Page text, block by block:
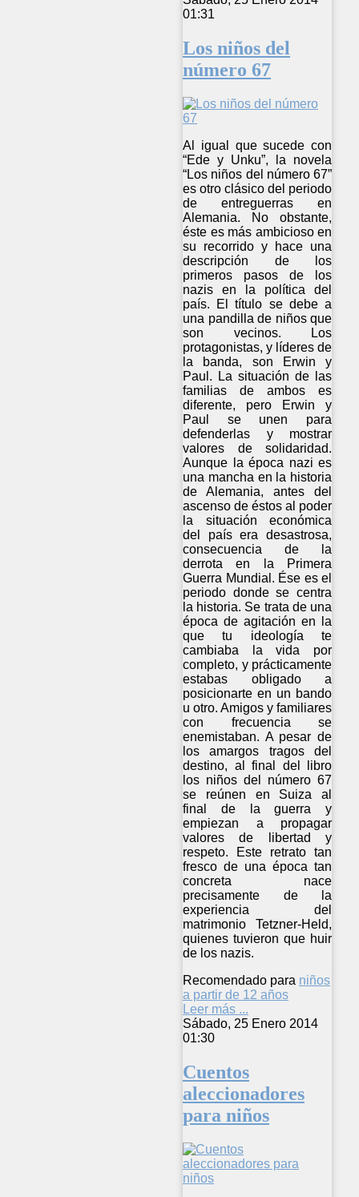
01:31
Los niños del
número 67
Al igual que sucede con
“Ede y Unku”, la novela
“Los niños del número 67”
es otro clásico del periodo
de entreguerras en
Alemania. No obstante,
éste es más ambicioso en
su recorrido y hace una
descripción de los
primeros pasos de los
nazis en la política del
país. El título se debe a
una pandilla de niños que
son vecinos. Los
protagonistas, y líderes de
la banda, son Erwin y
Paul. La situación de las
familias de ambos es
diferente, pero Erwin y
Paul se unen para
defenderlas y mostrar
valores de solidaridad.
Aunque la época nazi es
una mancha en la historia
de Alemania, antes del
ascenso de éstos al poder
la situación económica
del país era desastrosa,
consecuencia de la
derrota en la Primera
Guerra Mundial. Ése es el
periodo donde se centra
la historia. Se trata de una
época de agitación en la
que tu ideología te
cambiaba la vida por
completo, y prácticamente
estabas obligado a
posicionarte en un bando
u otro. Amigos y familiares
con frecuencia se
enemistaban. A pesar de
los amargos tragos del
destino, al final del libro
los niños del número 67
se reúnen en Suiza al
final de la guerra y
empiezan a propagar
valores de libertad y
respeto. Este retrato tan
fresco de una época tan
concreta nace
precisamente de la
experiencia del
matrimonio Tetzner-Held,
quienes tuvieron que huir
de los nazis.
Recomendado para niños
a partir de 12 años
Leer más ...
Sábado, 25 Enero 2014
01:30
Cuentos
aleccionadores
para niños